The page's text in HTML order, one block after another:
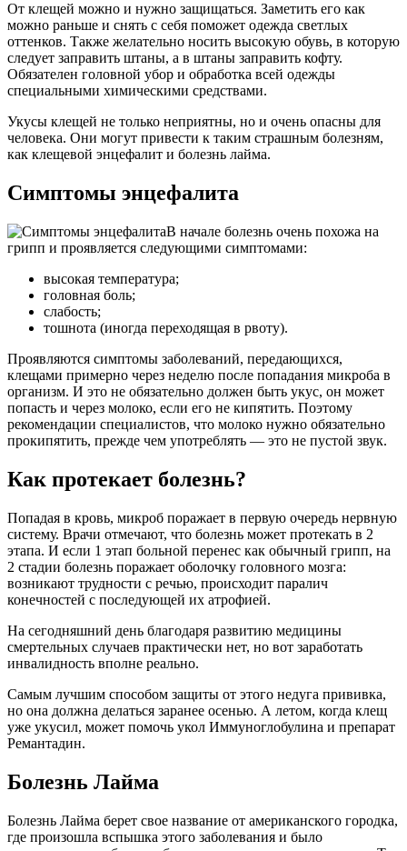
От клещей можно и нужно защищаться. Заметить его как
можно раньше и снять с себя поможет одежда светлых
оттенков. Также желательно носить высокую обувь, в которую
следует заправить штаны, а в штаны заправить кофту.
Обязателен головной убор и обработка всей одежды
специальными химическими средствами.
Укусы клещей не только неприятны, но и очень опасны для
человека. Они могут привести к таким страшным болезням,
как клещевой энцефалит и болезнь лайма.
Симптомы энцефалита
В начале болезнь очень похожа на
грипп и проявляется следующими симптомами:
высокая температура;
головная боль;
слабость;
тошнота (иногда переходящая в рвоту).
Проявляются симптомы заболеваний, передающихся,
клещами примерно через неделю после попадания микроба в
организм. И это не обязательно должен быть укус, он может
попасть и через молоко, если его не кипятить. Поэтому
рекомендации специалистов, что молоко нужно обязательно
прокипятить, прежде чем употреблять — это не пустой звук.
Как протекает болезнь?
Попадая в кровь, микроб поражает в первую очередь нервную
систему. Врачи отмечают, что болезнь может протекать в 2
этапа. И если 1 этап больной перенес как обычный грипп, на
2 стадии болезнь поражает оболочку головного мозга:
возникают трудности с речью, происходит паралич
конечностей с последующей их атрофией.
На сегодняшний день благодаря развитию медицины
смертельных случаев практически нет, но вот заработать
инвалидность вполне реально.
Самым лучшим способом защиты от этого недуга прививка,
но она должна делаться заранее осенью. А летом, когда клещ
уже укусил, может помочь укол Иммуноглобулина и препарат
Ремантадин.
Болезнь Лайма
Болезнь Лайма берет свое название от американского городка,
где произошла вспышка этого заболевания и было